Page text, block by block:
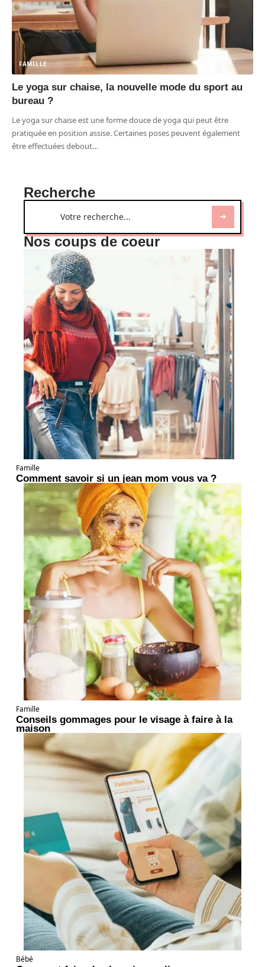
FAMILLE
Le yoga sur chaise, la nouvelle mode du sport au
bureau ?
Le yoga sur chaise est une forme douce de yoga qui peut être
pratiquée en position assise. Certaines poses peuvent également
être effectuées debout…
Recherche
Nos coups de coeur
Famille
Comment savoir si un jean mom vous va ?
Famille
Conseils gommages pour le visage à faire à la
maison
Bébé